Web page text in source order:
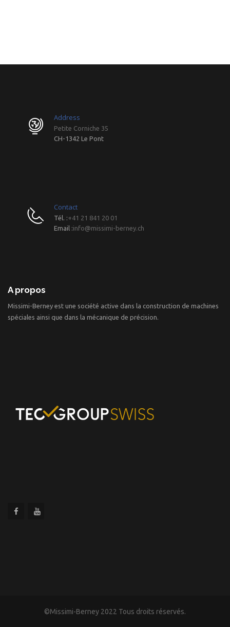
Address
Petite Corniche 35
CH-1342 Le Pont
Contact
Tél. :+41 21 841 20 01
Email :info@missimi-berney.ch
A propos
Missimi-Berney est une société active dans la construction de machines
spéciales ainsi que dans la mécanique de précision.
©Missimi-Berney 2022 Tous droits réservés.